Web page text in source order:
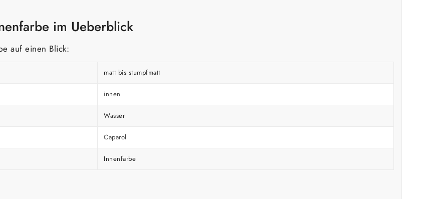
im Ueberblick
auf einen Blick:
matt bis stumpfmatt
innen
Wasser
Caparol
Innenfarbe